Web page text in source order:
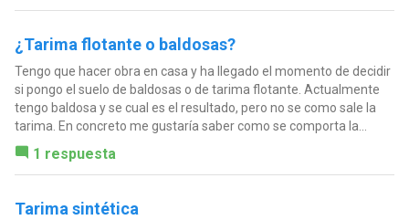
¿Tarima flotante o baldosas?
Tengo que hacer obra en casa y ha llegado el momento de decidir
si pongo el suelo de baldosas o de tarima flotante. Actualmente
tengo baldosa y se cual es el resultado, pero no se como sale la
tarima. En concreto me gustaría saber como se comporta la...
1 respuesta
Tarima sintética